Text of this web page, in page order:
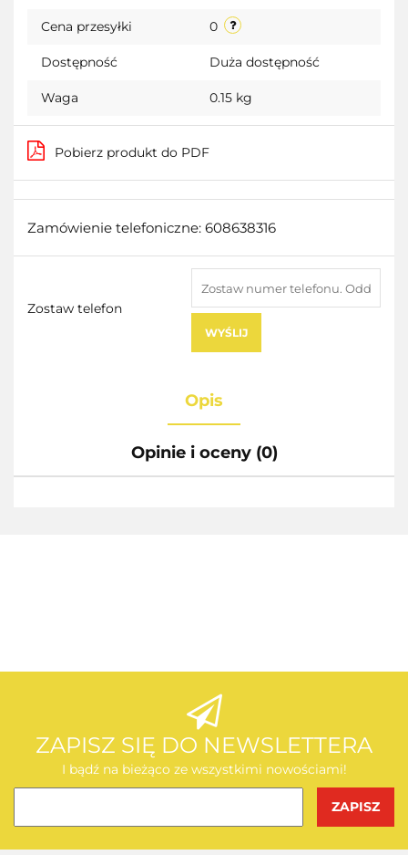
Cena przesyłki 0
Dostępność Duża dostępność
Waga 0.15 kg
Pobierz produkt do PDF
Zamówienie telefoniczne: 608638316
Zostaw telefon
WYŚLIJ
Opis
Opinie i oceny (0)
AEG
ZAPISZ SIĘ DO NEWSLETTERA
I bądź na bieżąco ze wszystkimi nowościami!